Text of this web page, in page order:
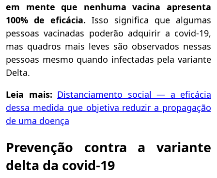
em mente que nenhuma vacina apresenta
100% de eficácia. Isso significa que algumas
pessoas vacinadas poderão adquirir a covid-19,
mas quadros mais leves são observados nessas
pessoas mesmo quando infectadas pela variante
Delta.
Leia mais: Distanciamento social — a eficácia
dessa medida queobjetiva reduzir a propagação
de uma doença
Prevenção contra a variante
delta da covid-19